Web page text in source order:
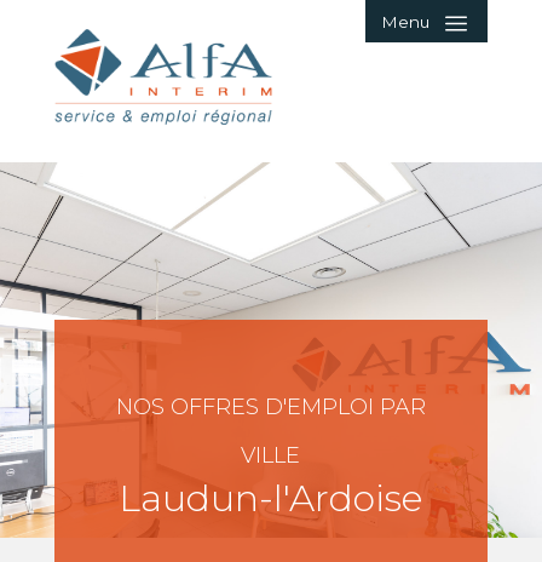
Menu
NOS OFFRES D'EMPLOI PAR
VILLE
Laudun-l'Ardoise